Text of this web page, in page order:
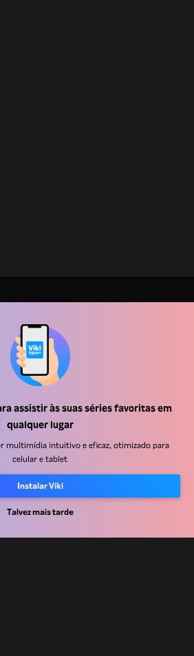
assistir às suas séries favoritas em
qualquer lugar
multimídia intuitivo e eficaz, otimizado para
celular e tablet
Instalar Viki
Talvez mais tarde